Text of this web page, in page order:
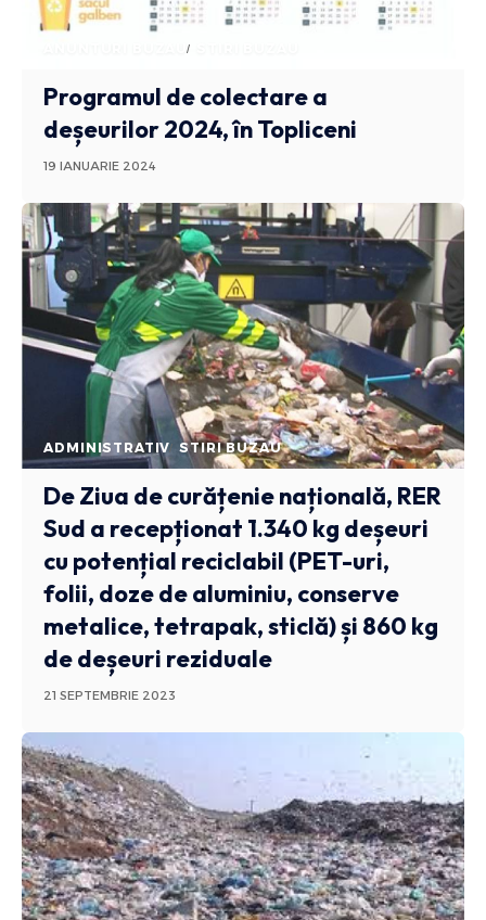
ANUNTURI BUZAU
Programul de colectare a
deșeurilor 2024, în Topliceni
19 IANUARIE 2024
ADMINISTRATIV STIRI BUZAU
De Ziua de curățenie națională, RER
Sud a recepționat 1.340 kg deșeuri
cu potențial reciclabil (PET-uri,
folii, doze de aluminiu, conserve
metalice, tetrapak, sticlă) și 860 kg
de deșeuri reziduale
21 SEPTEMBRIE 2023